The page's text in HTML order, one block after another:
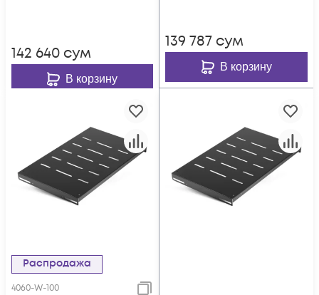
142 640 сум
В корзину
139 787 сум
В корзину
Распродажа
4060-W-100